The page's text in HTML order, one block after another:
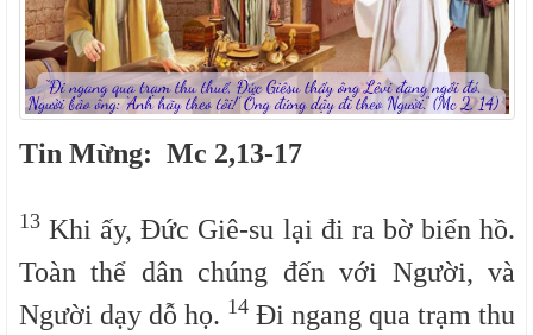
Tin Mừng: Mc 2,13-17
13 Khi ấy, Đức Giê-su lại đi ra bờ biển hồ.
Toàn thể dân chúng đến với Người, và
Người dạy dỗ họ. 14 Đi ngang qua trạm thu